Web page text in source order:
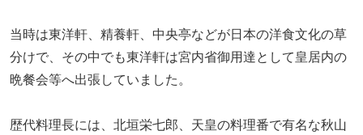
当時は東洋軒、精養軒、中央亭などが日本の洋食文化の草
分けで、その中でも東洋軒は宮内省御用達として皇居内の
晩餐会等へ出張していました。
歴代料理長には、北垣栄七郎、天皇の料理番で有名な秋山